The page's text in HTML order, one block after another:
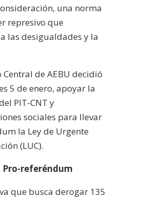
una norma
represivo que
las desigualdades y la
Central de AEBU decidió
5 de enero, apoyar la
PIT-CNT y
sociales para llevar
la Ley de Urgente
(LUC).
Pro-referéndum
que busca derogar 135